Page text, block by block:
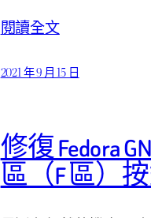
閱讀全文
2021 年 9 月 15 日
修復 Fedora
區（F 區）